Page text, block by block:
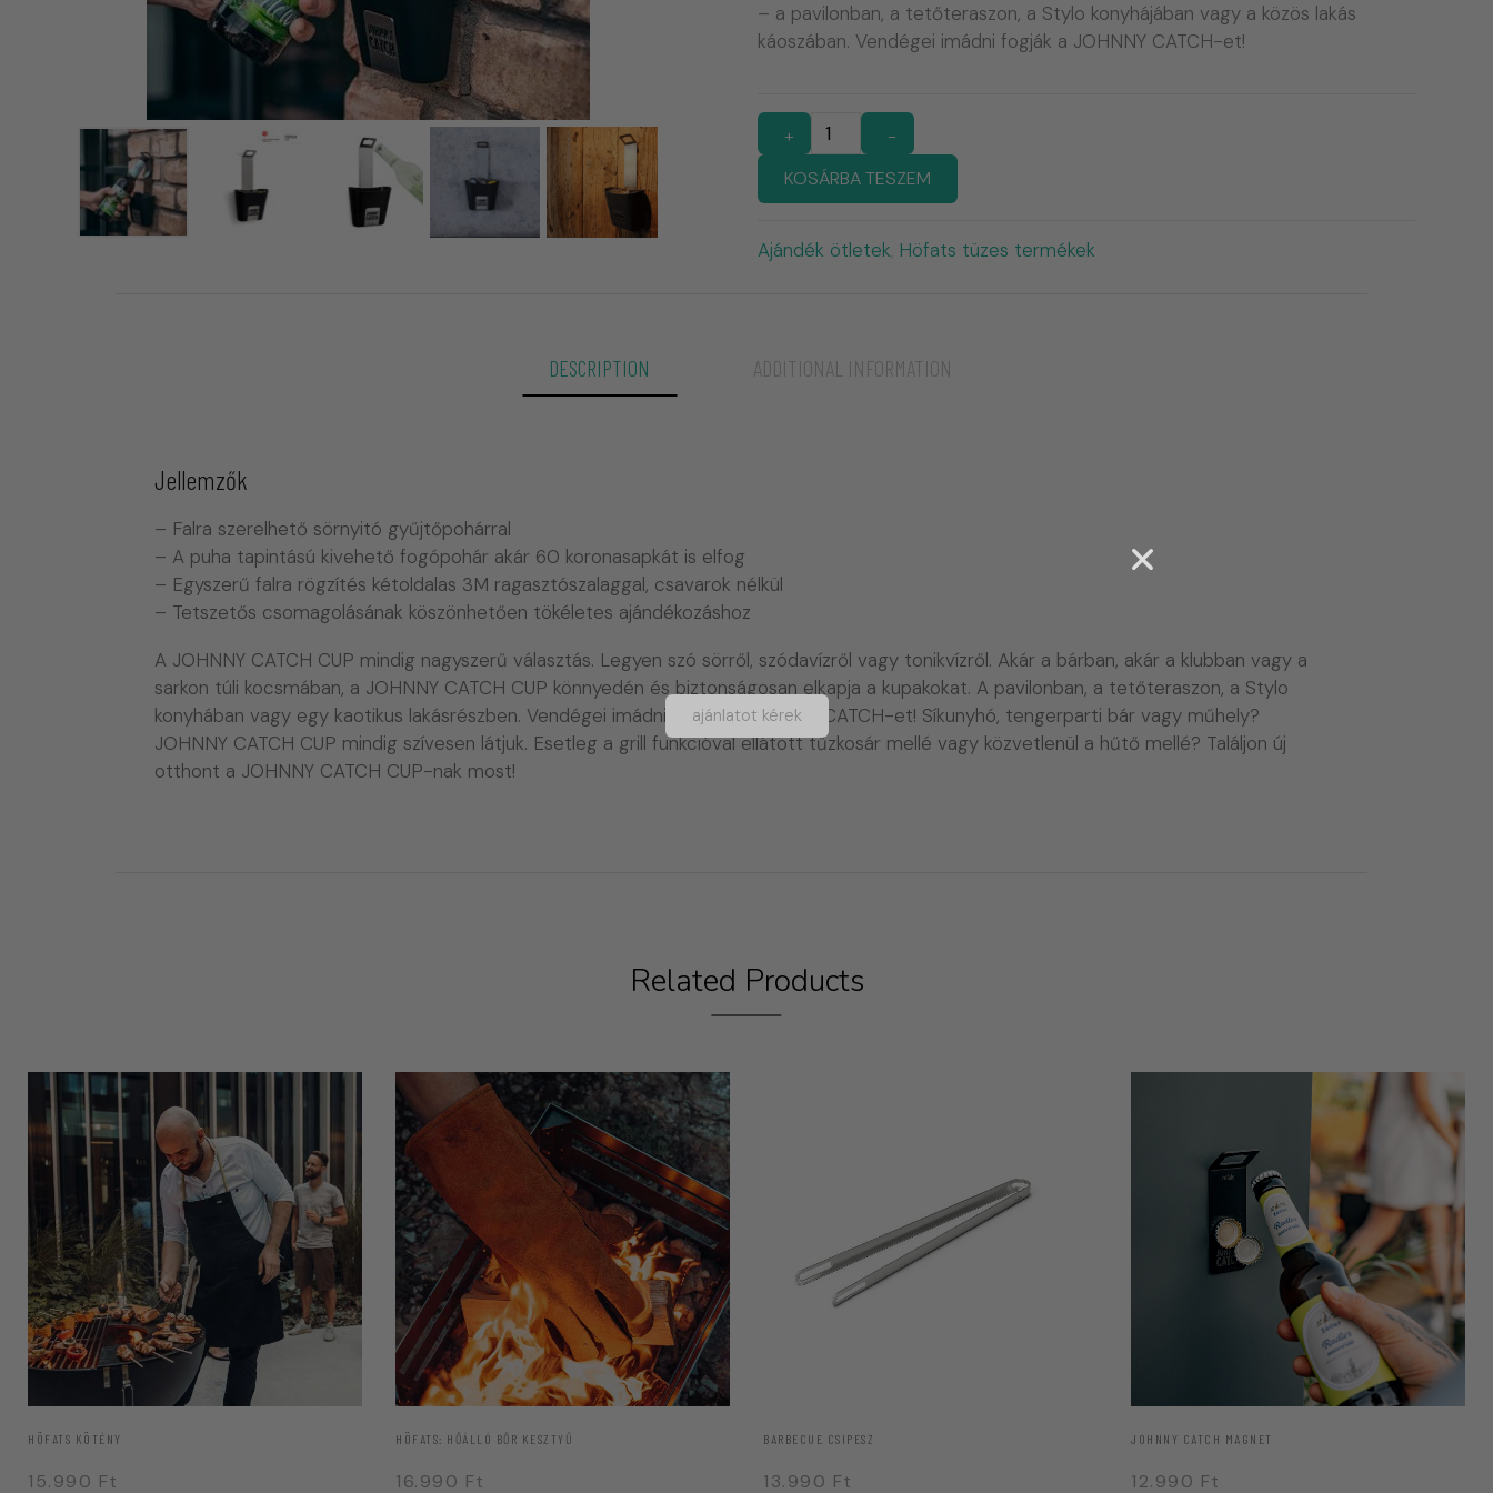
– a pavilonban, a tetőteraszon, a Stylo konyhájában vagy a közös lakás
káoszában. Vendégei imádni fogják a JOHNNY CATCH-et!
+
-
KOSÁRBA TESZEM
Ajándék ötletek Höfats tüzes termékek
DESCRIPTION ADDITIONAL INFORMATION
Jellemzők
– Falra szerelhető sörnyitó gyűjtőpohárral
– A puha tapintású kivehető fogópohár akár 60 koronasapkát is elfog
– Egyszerű falra rögzítés kétoldalas 3M ragasztószalaggal, csavarok nélkül
– Tetszetős csomagolásának köszönhetően tökéletes ajándékozáshoz
A JOHNNY CATCH CUP mindig nagyszerű választás. Legyen szó sörről, szódavízről vagy tonikvízről. Akár a bárban, akár a klubban vagy a
sarkon túli kocsmában, a JOHNNY CATCH CUP könnyedén és biztonságosan elkapja a kupakokat. A pavilonban, a tetőteraszon, a Stylo
konyhában vagy egy kaotikus lakásrészben. Vendégei imádni fogják a JOHNNY CATCH-et! Síkunyhó, tengerparti bár vagy műhely?
JOHNNY CATCH CUP mindig szívesen látjuk. Esetleg a grill funkcióval ellátott tűzkosár mellé vagy közvetlenül a hűtő mellé? Találjon új
otthont a JOHNNY CATCH CUP-nak most!
Related Products
HÖFATS KÖTÉNY
15.990 Ft
HÖFATS: HŐÁLLÓ BŐR KESZTYŰ
16.990 Ft
BARBECUE CSIPESZ
13.990 Ft
JOHNNY CATCH MAGNET
12.990 Ft
ajánlatot kérek